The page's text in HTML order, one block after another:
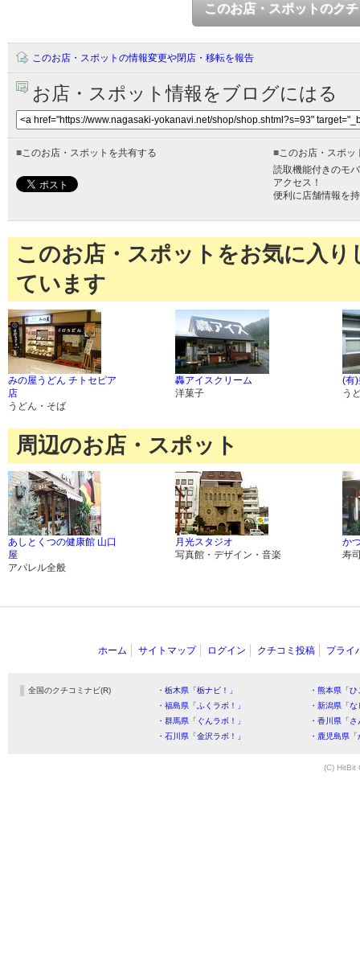
このお店・スポットのク
このお店・スポットの情報変更や閉店・移転を報告
お店・スポット情報をブログにはる
■このお店・スポットを共有する ■このお店・スポッ
読取機能付きのモ
アクセス！
便利に店舗情報を
このお店・スポットをお気に入
ています
みの屋うどん チトセピア
店
うどん・そば
轟アイスクリーム
洋菓子
(有
う
周辺のお店・スポット
あしとくつの健康館 山口
屋
アパレル全般
月光スタジオ
写真館・デザイン・音楽
か
寿
ホーム サイトマップ ログイン クチコミ投稿 プライ
全国のクチコミナビ(R) ・栃木県「栃ナビ！」
・熊本県「
・福島県「ふくラボ！」
・新潟県「
・群馬県「ぐんラボ！」
・香川県「
・石川県「金沢ラボ！」
・鹿児島県
(C) HitBit